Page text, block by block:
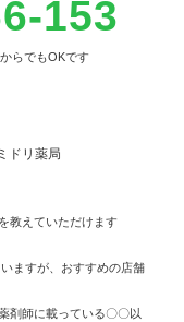
153
らでもOKです
ドリ薬局
教えていただけます
ますが、おすすめの店舗
剤師に載っている〇〇以